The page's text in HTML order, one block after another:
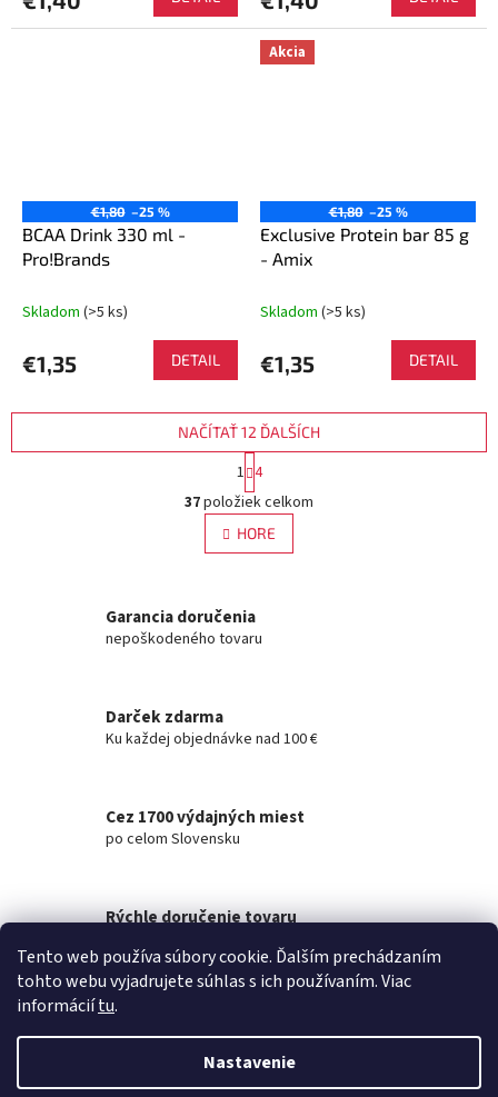
Tento web používa súbory cookie. Ďalším prechádzaním
tohto webu vyjadrujete súhlas s ich používaním. Viac
informáciítu.
Nastavenie
€1,80 –25 %
BCAA Drink 330 ml -
Pro!Brands
Skladom (>5 ks)
€1,35 DETAIL
Akcia
€1,80 –25 %
Exclusive Protein bar 85 g
- Amix
Skladom (>5 ks)
€1,35 DETAIL
O
v
l
á
c
i
k
ý
p
NAČÍTAŤ 12 ĎALŠÍCH
t
r
á
n
k
a
n
i
1 4
37položiek celkom
HORE
Garancia doručenia
nepoškodeného tovaru
Darček zdarma
Ku každej objednávke nad 100 €
Cez 1700 výdajných miest
po celom Slovensku
Rýchle doručenie tovaru